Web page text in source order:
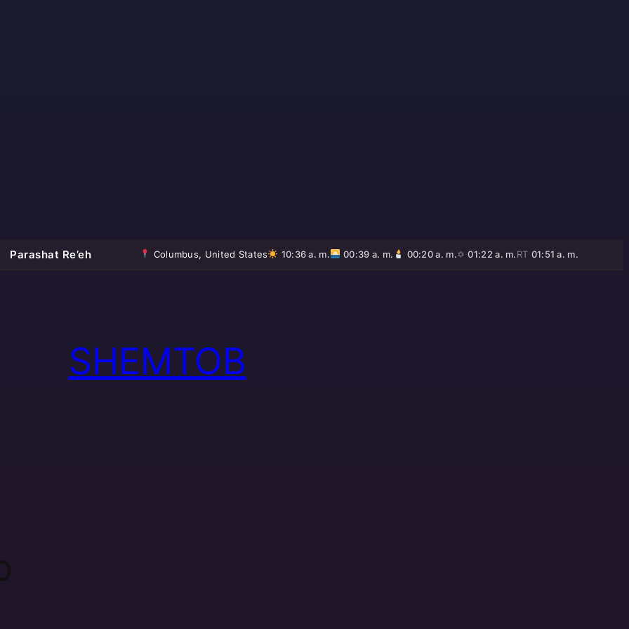
Parashat Re’eh Columbus, United States 10:36 a. m. 00:39 a. m. 00:20 a. m.✡01:22 a. m.RT 01:51 a. m.
SHEMTOB